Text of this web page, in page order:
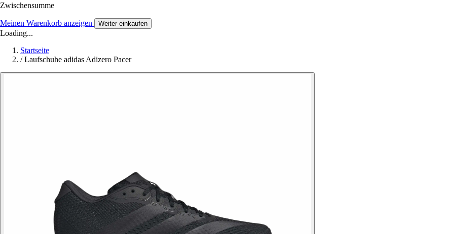
Zwischensumme
Meinen Warenkorb anzeigen Weiter einkaufen
Loading...
Startseite
/ Laufschuhe adidas Adizero Pacer